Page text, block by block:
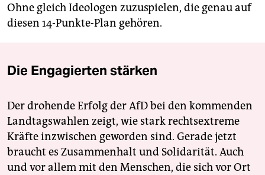
Ohne gleich Ideologen zuzuspielen, die genau auf
diesen 14-Punkte-Plan gehören.
Die Engagierten stärken
Der drohende Erfolg der AfD bei den kommenden
Landtagswahlen zeigt, wie stark rechtsextreme
Kräfte inzwischen geworden sind. Gerade jetzt
braucht es Zusammenhalt und Solidarität. Auch
und vor allem mit den Menschen, die sich vor Ort